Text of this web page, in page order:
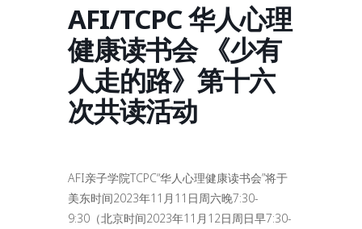
AFI/TCPC 华人心理
健康读书会 《少有
人走的路》第十六
次共读活动
AFI亲子学院TCPC“华人心理健康读书会”将于
美东时间2023年11月11日周六晚7:30-
9:30（北京时间2023年11月12日周日早7:30-